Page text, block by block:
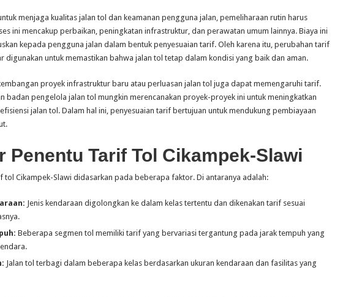
menjaga kualitas jalan tol dan keamanan pengguna jalan, pemeliharaan rutin harus
ini mencakup perbaikan, peningkatan infrastruktur, dan perawatan umum lainnya. Biaya ini
kepada pengguna jalan dalam bentuk penyesuaian tarif. Oleh karena itu, perubahan tarif
digunakan untuk memastikan bahwa jalan tol tetap dalam kondisi yang baik dan aman.
proyek infrastruktur baru atau perluasan jalan tol juga dapat memengaruhi tarif.
badan pengelola jalan tol mungkin merencanakan proyek-proyek ini untuk meningkatkan
jalan tol. Dalam hal ini, penyesuaian tarif bertujuan untuk mendukung pembiayaan
Penentu Tarif Tol Cikampek-Slawi
tol Cikampek-Slawi didasarkan pada beberapa faktor. Di antaranya adalah:
Jenis kendaraan digolongkan ke dalam kelas tertentu dan dikenakan tarif sesuai
Beberapa segmen tol memiliki tarif yang bervariasi tergantung pada jarak tempuh yang
Jalan tol terbagi dalam beberapa kelas berdasarkan ukuran kendaraan dan fasilitas yang